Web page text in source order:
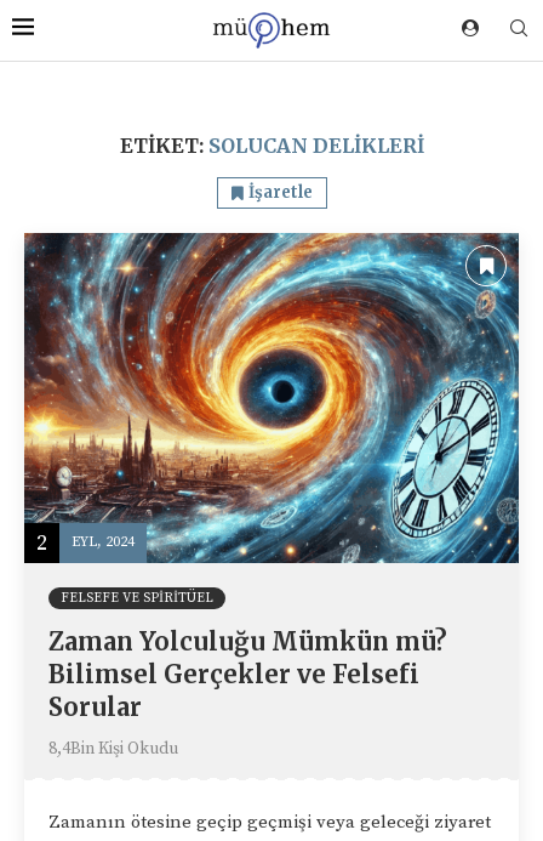
ETIKET: SOLUCAN DELIKLERI
İşaretle
2 EYL, 2024
FELSEFE VE SPIRITÜEL
Zaman Yolculuğu Mümkün mü?
Bilimsel Gerçekler ve Felsefi
Sorular
8,4Bin Kişi Okudu
Zamanın ötesine geçip geçmişi veya geleceği ziyaret